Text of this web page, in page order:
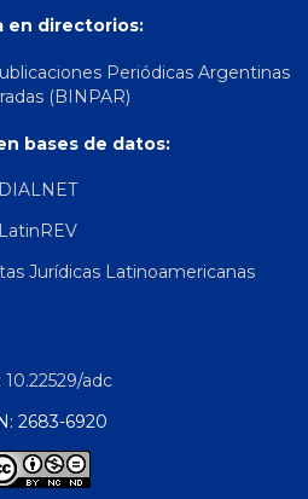
en directorios:
Periódicas Argentinas
(BINPAR)
bases de datos:
DIALNET
LatinREV
Jurídicas Latinoamericanas
10.22529/adc
2683-6920